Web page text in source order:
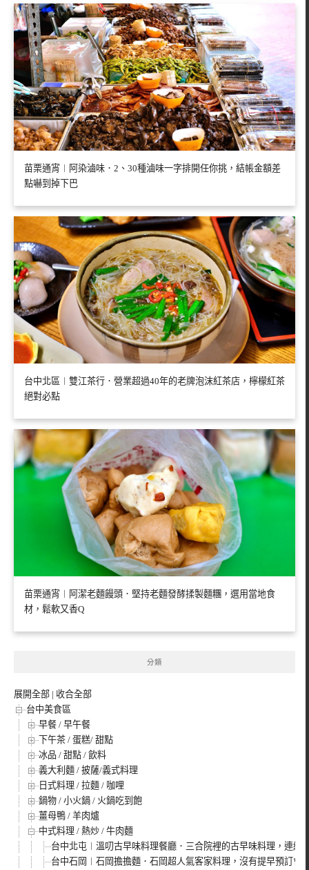
苗栗通宵︱阿染滷味．2、30種滷味一字排開任你挑，結帳金額差
點嚇到掉下巴
台中北區︱雙江茶行．營業超過40年的老牌泡沫紅茶店，檸檬紅茶
絕對必點
苗栗通宵︱阿潔老麵饅頭．堅持老麵發酵揉製麵糰，選用當地食
材，鬆軟又香Q
分類
展開全部 | 收合全部
台中美食區
早餐 / 早午餐
下午茶 / 蛋糕/ 甜點
冰品 / 甜點 / 飲料
義大利麵 / 披薩/義式料理
日式料理 / 拉麵 / 咖哩
鍋物 / 小火鍋 / 火鍋吃到飽
薑母鴨 / 羊肉爐
中式料理 / 熱炒 / 牛肉麵
台中北屯︱溫叨古早味料理餐廳．三合院裡的古早味料理，連續
台中石岡︱石岡擔擔麵．石岡超人氣客家料理，沒有提早預訂會